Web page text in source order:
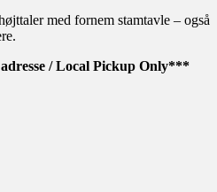
med fornem stamtavle – også
/ Local Pickup Only***